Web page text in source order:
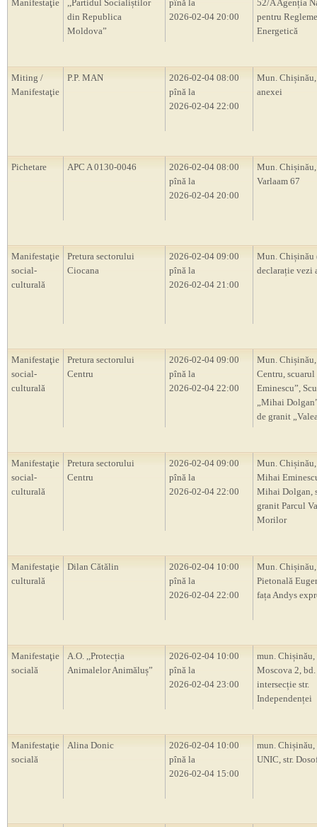
Manifestaţie
,,Partidul Socialiștilor
din Republica
Moldova”
pînă la
2026-02-04 20:00
52/A Agenția
pentru
Energetică
Miting /
Manifestaţie
P.P. MAN
2026-02-04 08:00
pînă la
2026-02-04 22:00
Mun.
anexei
Pichetare APC A 0130-0046
2026-02-04 08:00
pînă la
2026-02-04 20:00
Mun. Chișinău,
Varlaam 67
Manifestaţie
social-
culturală
Pretura sectorului
Ciocana
2026-02-04 09:00
pînă la
2026-02-04 21:00
Mun. Chișinău
declarație vezi
Manifestaţie
social-
culturală
Pretura sectorului
Centru
2026-02-04 09:00
pînă la
2026-02-04 22:00
Mun. Chișinău,
Centru,
Eminescu”,
„Mihai
de granit
Manifestaţie
social-
culturală
Pretura sectorului
Centru
2026-02-04 09:00
pînă la
2026-02-04 22:00
Mun.
Mihai
Mihai Dolgan,
granit Parcul
Morilor
Manifestaţie
culturală
Dilan Cătălin
2026-02-04 10:00
pînă la
2026-02-04 22:00
Mun. Chișinău,
Pietonală
fața Andys
Manifestaţie
socială
A.O. ,,Protecția
Animalelor Animăluș”
2026-02-04 10:00
pînă la
2026-02-04 23:00
mun. Chișinău,
Moscova 2,
intersecție str.
Independenței
Manifestaţie
socială
Alina Donic
2026-02-04 10:00
pînă la
2026-02-04 15:00
mun. Chișinău,
UNIC, str.